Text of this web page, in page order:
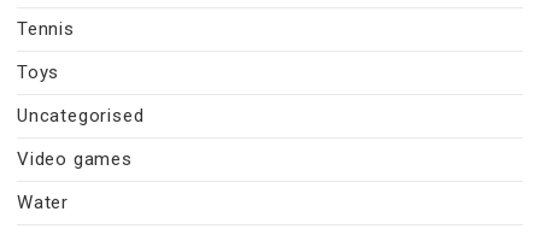
Tennis
Toys
Uncategorised
Video games
Water